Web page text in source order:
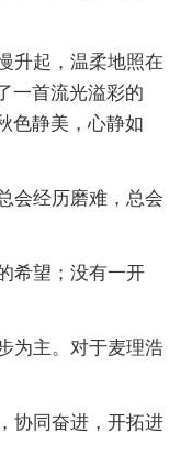
起，温柔地照在
一首流光溢彩的
色静美，心静如
经历磨难，总会
望；没有一开
主。对于麦理浩
同奋进，开拓进